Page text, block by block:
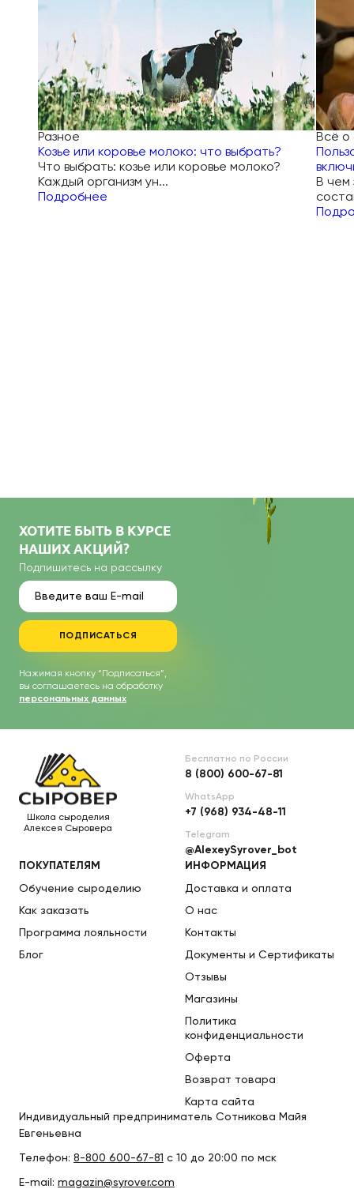
Разное
Козье или коровье молоко: что выбрать?
Что выбрать: козье или коровье молоко?
Каждый организм ун...
Подробнее
Всё о
В чем
ХОТИТЕ БЫТЬ В КУРСЕ
НАШИХ АКЦИЙ?
Подпишитесь на рассылку
ПОДПИСАТЬСЯ
Нажимая кнопку “Подписаться”,
вы соглашаетесь на обработку
персональных данных
Школа сыроделия
Алексея Сыровера
Бесплатно по России
8 (800) 600-67-81
WhatsApp
+7 (968) 934-48-11
Telegram
@AlexeySyrover_bot
ПОКУПАТЕЛЯМ
Обучение сыроделию
Как заказать
Программа лояльности
Блог
ИНФОРМАЦИЯ
Доставка и оплата
О нас
Контакты
Документы и Сертификаты
Отзывы
Магазины
Политика
конфиденциальности
Оферта
Возврат товара
Карта сайта
Индивидуальный предприниматель Сотникова Майя
Евгеньевна
Телефон: 8-800 600-67-81 с 10 до 20:00 по мск
E-mail: magazin@syrover.com